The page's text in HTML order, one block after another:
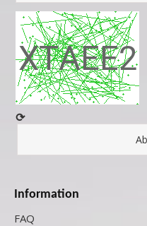
⟳
Information
FAQ